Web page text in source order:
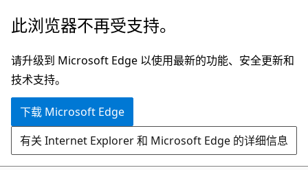
跳
主
要
内
此浏览器不再受支持。
请升级到 Microsoft Edge 以使用最新的功能、安全更新和
技术支持。
下载 Microsoft Edge
有关 Internet Explorer 和 Microsoft Edge 的详细信息